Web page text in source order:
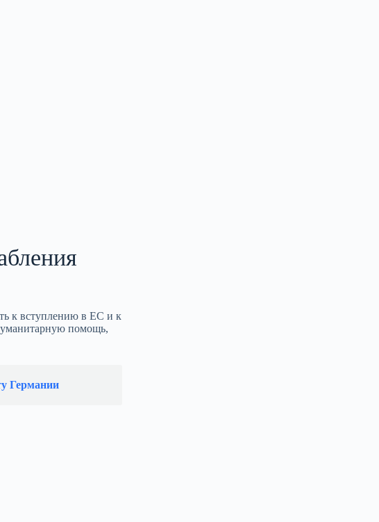
к вступлению в ЕС и к
помощь,
Германии